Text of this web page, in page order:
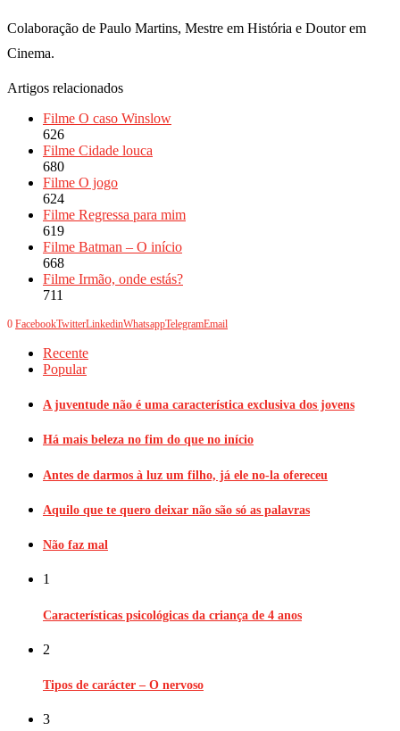
Colaboração de Paulo Martins, Mestre em História e Doutor em
Cinema.
Artigos relacionados
Filme O caso Winslow
626
Filme Cidade louca
680
Filme O jogo
624
Filme Regressa para mim
619
Filme Batman – O início
668
Filme Irmão, onde estás?
711
0 FacebookTwitterLinkedinWhatsappTelegramEmail
Recente
Popular
A juventude não é uma característica exclusiva dos jovens
Há mais beleza no fim do que no início
Antes de darmos à luz um filho, já ele no-la ofereceu
Aquilo que te quero deixar não são só as palavras
Não faz mal
1
Características psicológicas da criança de 4 anos
2
Tipos de carácter – O nervoso
3